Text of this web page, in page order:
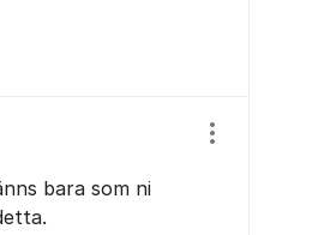
bara som ni
Visa/dölj